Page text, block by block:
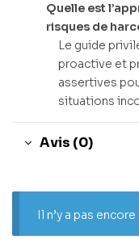
Quelle est
risques de
Le guide
proactive et
assertives
situations
Avis (0)
Il n’y a pas encore